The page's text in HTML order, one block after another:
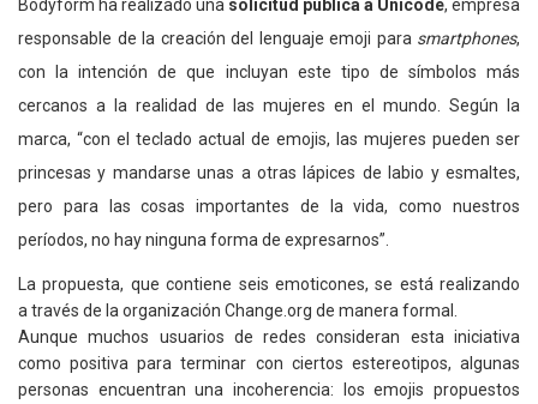
Bodyform ha realizado una solicitud pública a Unicode, empresa
responsable de la creación del lenguaje emoji para smartphones,
con la intención de que incluyan este tipo de símbolos más
cercanos a la realidad de las mujeres en el mundo. Según la
marca, “con el teclado actual de emojis, las mujeres pueden ser
princesas y mandarse unas a otras lápices de labio y esmaltes,
pero para las cosas importantes de la vida, como nuestros
períodos, no hay ninguna forma de expresarnos”.
La propuesta, que contiene seis emoticones, se está realizando
a través de la organización Change.org de manera formal.
Aunque muchos usuarios de redes consideran esta iniciativa
como positiva para terminar con ciertos estereotipos, algunas
personas encuentran una incoherencia: los emojis propuestos